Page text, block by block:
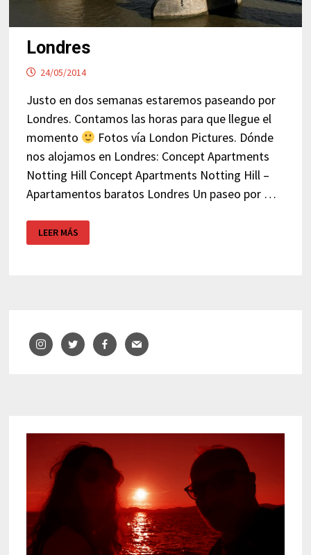
Londres
24/05/2014
Justo en dos semanas estaremos paseando por
Londres. Contamos las horas para que llegue el
momento
Fotos vía London Pictures. Dónde
nos alojamos en Londres: Concept Apartments
Notting Hill Concept Apartments Notting Hill –
Apartamentos baratos Londres Un paseo por …
LONDRES
LEER MÁS